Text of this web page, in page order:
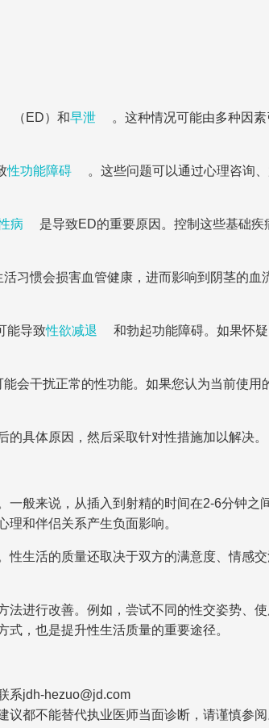
（ED）和早泄
。这种情况可能由多种因
性功能障碍
。这些问题可以通过心理咨询
病
是导致ED的重要原因。控制这些基础
习惯会损害血管健康，进而影响到阴茎的
能导致性欲减退
和勃起功能障碍。如果怀
会干扰正常的性功能。如果您认为当前使
具体原因，然后采取针对性措施加以解决。
一般来说，从插入到射精的时间在2-6分钟
和伴侣关系产生负面影响。
性生活的质量还取决于双方的满意度、情感
进行改善。例如，尝试不同的性交姿势、
，也是提升性生活质量的重要途径。
系jdh-hezuo@jd.com
都不能替代执业医师当面诊断，请谨慎参阅